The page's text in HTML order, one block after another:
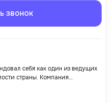
звонок
себя как один из ведущих
страны. Компания
и комфортабельных жилых